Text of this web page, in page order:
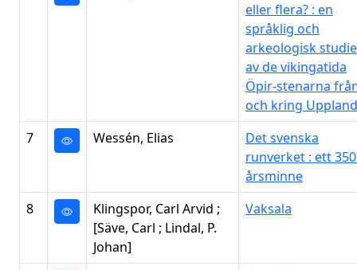
eller flera? : en
språklig och
arkeologisk studie
av de vikingatida
Öpir-stenarna
och kring Uppland
7
Wessén, Elias
Det svenska
runverket : ett
årsminne
8
Klingspor, Carl Arvid ;
[Säve, Carl ; Lindal, P.
Johan]
Vaksala